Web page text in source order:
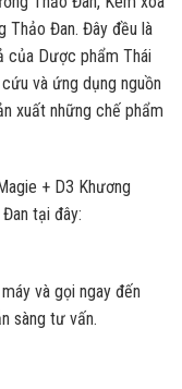
Thảo Đan. Đây đều là
của Dược phẩm Thái
và ứng dụng nguồn
xuất những chế phẩm
+ D3 Khương
tại đây:
và gọi ngay đến
sàng tư vấn.